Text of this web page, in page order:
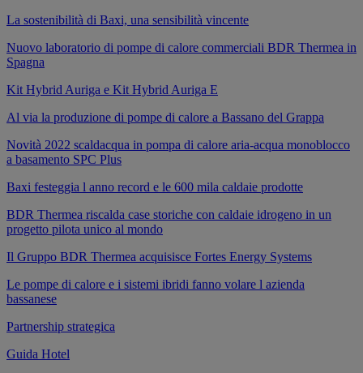
La sostenibilità di Baxi, una sensibilità vincente
Nuovo laboratorio di pompe di calore commerciali BDR Thermea in
Spagna
Kit Hybrid Auriga e Kit Hybrid Auriga E
Al via la produzione di pompe di calore a Bassano del Grappa
Novità 2022 scaldacqua in pompa di calore aria-acqua monoblocco
a basamento SPC Plus
Baxi festeggia l anno record e le 600 mila caldaie prodotte
BDR Thermea riscalda case storiche con caldaie idrogeno in un
progetto pilota unico al mondo
Il Gruppo BDR Thermea acquisisce Fortes Energy Systems
Le pompe di calore e i sistemi ibridi fanno volare l azienda
bassanese
Partnership strategica
Guida Hotel